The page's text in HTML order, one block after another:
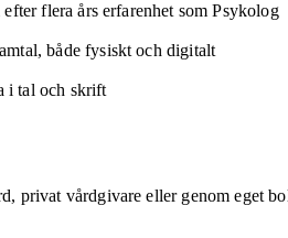
flera års erfarenhet som Psykolog
både fysiskt och digitalt
i tal och skrift
privat vårdgivare eller genom eget